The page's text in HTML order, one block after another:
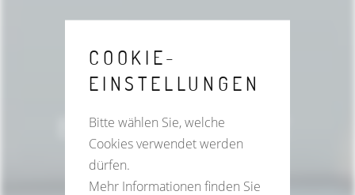
STÖBICH
BRANDSCHUTZ
– VERTRIEB
COOKIE-
EINSTELLUNGEN
Bitte wählen Sie, welche
Cookies verwendet werden
dürfen.
Mehr Informationen finden Sie